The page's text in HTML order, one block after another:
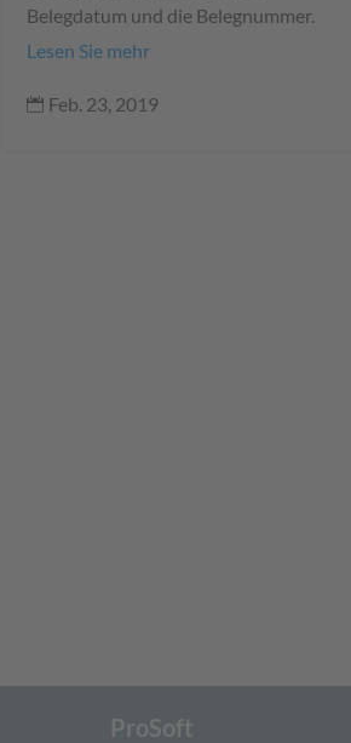
Belegdatum und die Belegnummer.
Lesen Sie mehr
 Feb. 23, 2019
ProSoft